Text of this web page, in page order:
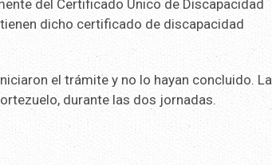
del Certificado Único de Discapacidad
dicho certificado de discapacidad
el trámite y no lo hayan concluido. La
durante las dos jornadas.